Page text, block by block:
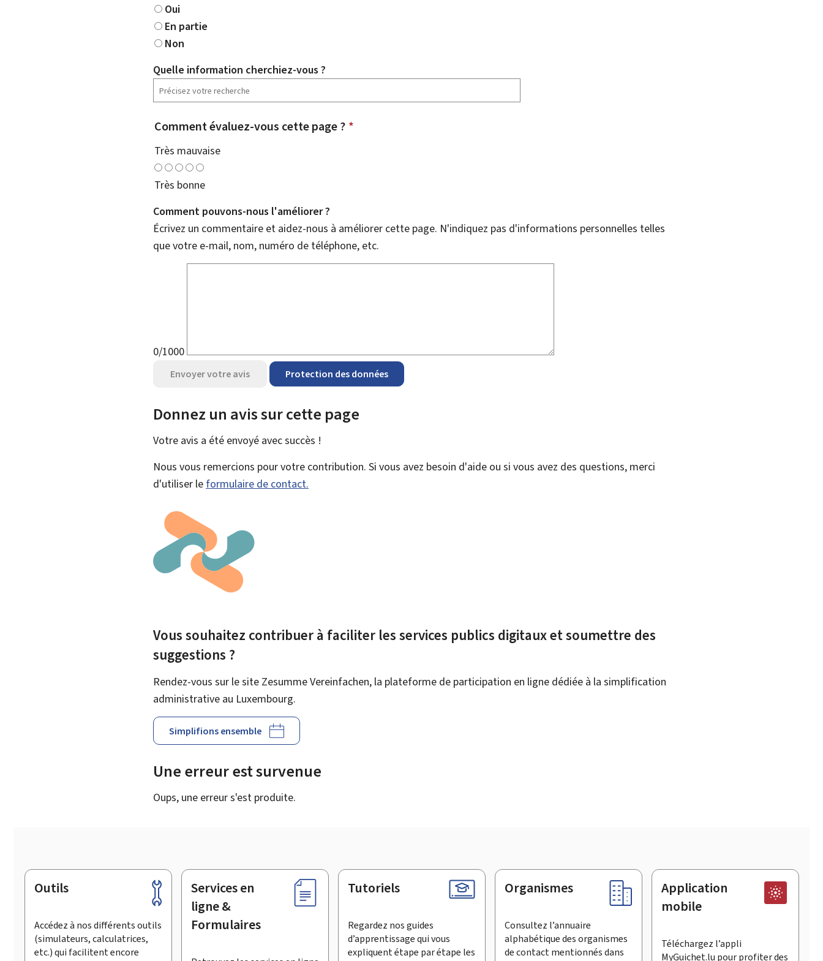
Oui
En partie
Non
Quelle information cherchiez-vous ?
Comment évaluez-vous cette page ? *
Très mauvaise
Très bonne
Comment pouvons-nous l'améliorer ?
Écrivez un commentaire et aidez-nous à améliorer cette page. N'indiquez pas d'informations personnelles telles
que votre e-mail, nom, numéro de téléphone, etc.
0/1000
Envoyer votre avis Protection des données
Donnez un avis sur cette page
Votre avis a été envoyé avecsuccès !
Nous vous remercions pour votre contribution. Si vous avez besoin d'aide ou si vous avez des questions, merci
d'utiliser le formulaire de contact.
Vous souhaitez contribuer à faciliter les services publics digitaux et soumettre des
suggestions ?
Rendez-vous sur le site Zesumme Vereinfachen, la plateforme de participation en ligne dédiée à la simplification
administrative au Luxembourg.
Simplifions ensemble
Une erreur est survenue
Oups, une erreur s'est produite.
Pied
page
Outils
Accédez à nos différents outils
(simulateurs, calculatrices,
etc.) qui facilitent encore
Services en
ligne &
Formulaires
Tutoriels
Regardez nos guides
d’apprentissage qui vous
expliquent étape par étape les
Organismes
Consultez l’annuaire
alphabétique des organismes
de contact mentionnés dans
Application
mobile
Téléchargez l’appli
MyGuichet.lu pour profiter des